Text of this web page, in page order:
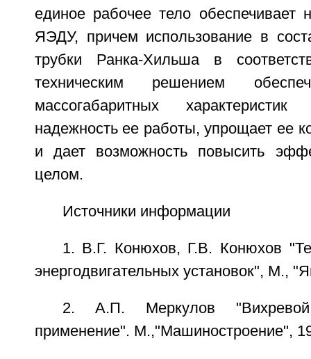
единое рабочее тело обеспечивает
ЯЭДУ, причем использование в
трубки Ранка-Хильша в
техническим решением
массогабаритных
надежность ее работы, упрощает ее
и дает возможность повысить
целом.
Источники информации
1. В.Г. Конюхов, Г.В. Конюхов
энергодвигательных установок", М.,
2. А.П. Меркулов
применение". М.,"Машиностроение",